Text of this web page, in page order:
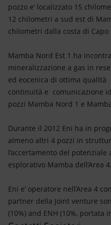
pozzo e’ localizzato 15
12 chilometri a sud est di
chilometri dalla costa di Capo
Mamba Nord Est 1 ha
mineralizzazione a gas in
ed eocenica di ottima qualità
continuità e comunicazione
pozzi Mamba Nord 1 e
Durante il 2012 Eni ha in
almeno altri 4 pozzi in
l’accertamento del
esplorativo Mamba dell’Area 4.
Eni e’ operatore nell’Area 4
partner della Joint venture
(10%) and ENH (10%, portata